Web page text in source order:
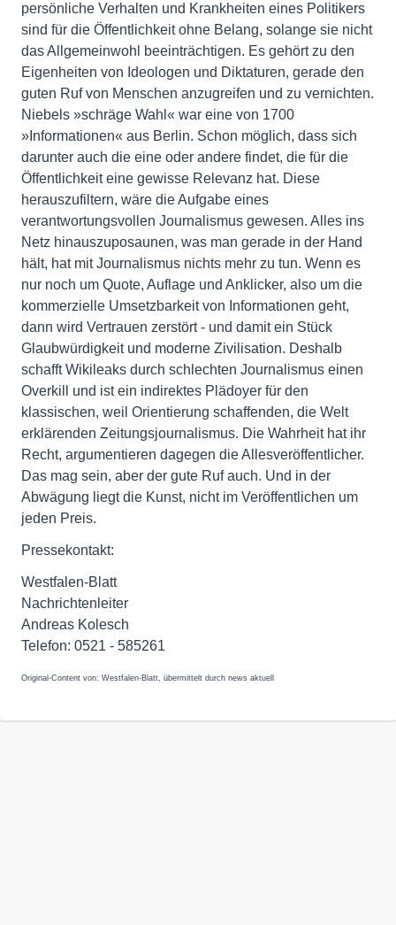
persönliche Verhalten und Krankheiten eines Politikers
sind für die Öffentlichkeit ohne Belang, solange sie nicht
das Allgemeinwohl beeinträchtigen. Es gehört zu den
Eigenheiten von Ideologen und Diktaturen, gerade den
guten Ruf von Menschen anzugreifen und zu vernichten.
Niebels »schräge Wahl« war eine von 1700
»Informationen« aus Berlin. Schon möglich, dass sich
darunter auch die eine oder andere findet, die für die
Öffentlichkeit eine gewisse Relevanz hat. Diese
herauszufiltern, wäre die Aufgabe eines
verantwortungsvollen Journalismus gewesen. Alles ins
Netz hinauszuposaunen, was man gerade in der Hand
hält, hat mit Journalismus nichts mehr zu tun. Wenn es
nur noch um Quote, Auflage und Anklicker, also um die
kommerzielle Umsetzbarkeit von Informationen geht,
dann wird Vertrauen zerstört - und damit ein Stück
Glaubwürdigkeit und moderne Zivilisation. Deshalb
schafft Wikileaks durch schlechten Journalismus einen
Overkill und ist ein indirektes Plädoyer für den
klassischen, weil Orientierung schaffenden, die Welt
erklärenden Zeitungsjournalismus. Die Wahrheit hat ihr
Recht, argumentieren dagegen die Allesveröffentlicher.
Das mag sein, aber der gute Ruf auch. Und in der
Abwägung liegt die Kunst, nicht im Veröffentlichen um
jeden Preis.
Pressekontakt:
Westfalen-Blatt
Nachrichtenleiter
Andreas Kolesch
Telefon: 0521 - 585261
Original-Content von: Westfalen-Blatt, übermittelt durch news aktuell